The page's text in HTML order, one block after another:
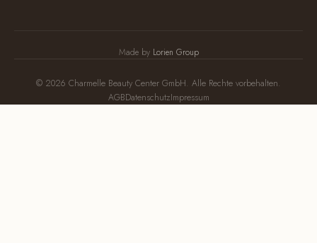
Made by Lorien Group
© 2026 Charmelle Beauty Center GmbH. Alle Rechte vorbehalten.
AGBDatenschutzImpressum